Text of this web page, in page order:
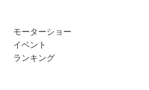
モーターショー
イベント
ランキング